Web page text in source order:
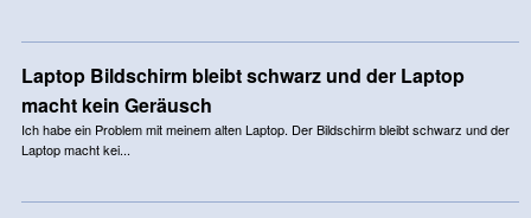
Laptop Bildschirm bleibt schwarz und der Laptop
macht kein Geräusch
Ich habe ein Problem mit meinem alten Laptop. Der Bildschirm bleibt schwarz und der
Laptop macht kei...